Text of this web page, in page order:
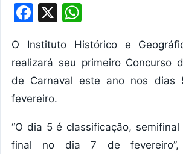
Facebook
X
O Instituto Histórico e
realizará seu primeiro Concurso
de Carnaval este ano nos
fevereiro.
“O dia 5 é classificação,
final no dia 7 de fevereiro”,